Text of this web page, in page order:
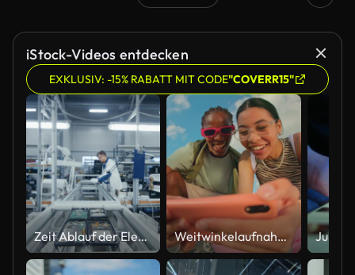
iStock-Videos entdecken
EXKLUSIV: -15% RABATT MIT CODE"COVERR15"
Zeit Ablauf der Elektronik Fabrik Arbeiter Montage Smartphone Leiterplatten von Hand, während sie am Fließband bewegen. High-Tech-Fabrik-Anlage. Weitwinkelaufnahme einer Gruppe von Freunden der Generation Z, die zusammen ein Smartphone verwenden.